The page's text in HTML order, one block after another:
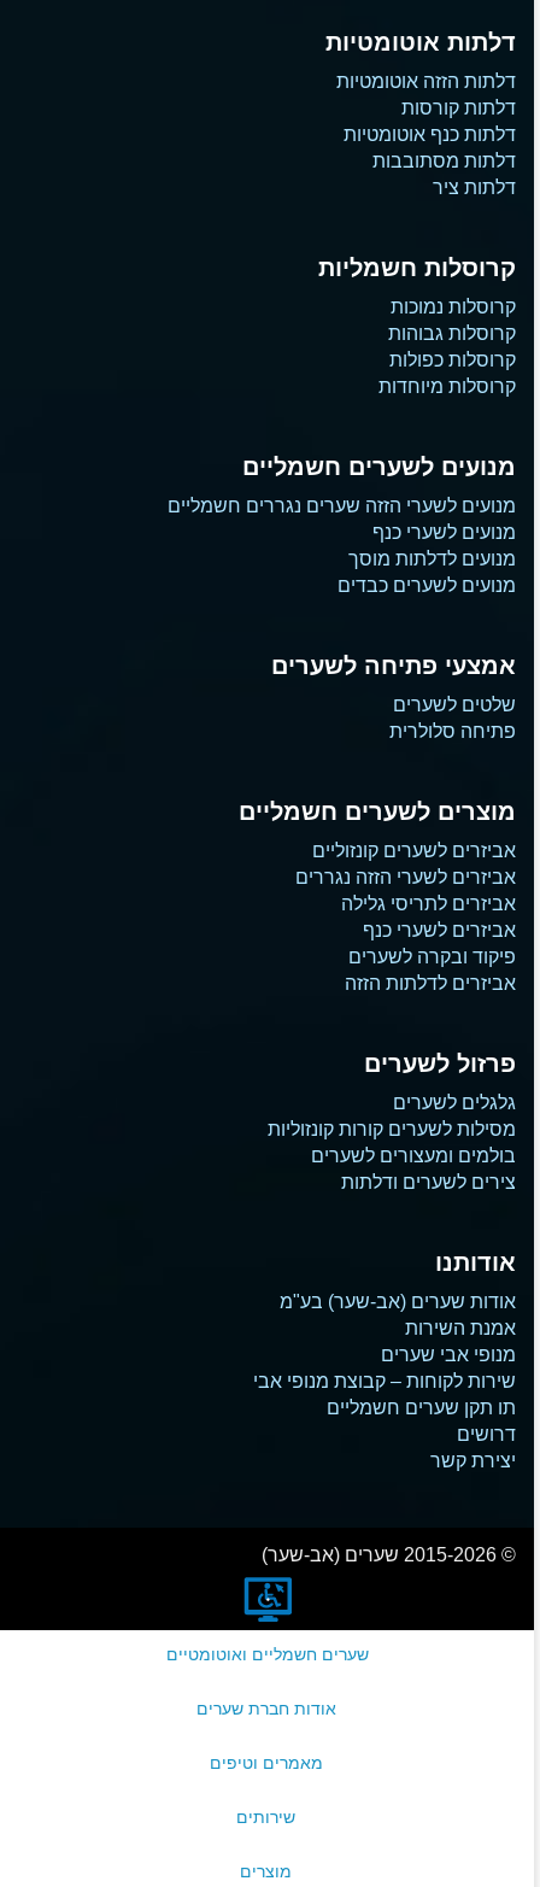
דלתות אוטומטיות
דלתות הזזה אוטומטיות
דלתות קורסות
דלתות כנף אוטומטיות
דלתות מסתובבות
דלתות ציר
קרוסלות חשמליות
קרוסלות נמוכות
קרוסלות גבוהות
קרוסלות כפולות
קרוסלות מיוחדות
מנועים לשערים חשמליים
מנועים לשערי הזזה שערים נגררים חשמליים
מנועים לשערי כנף
מנועים לדלתות מוסך
מנועים לשערים כבדים
אמצעי פתיחה לשערים
שלטים לשערים
פתיחה סלולרית
מוצרים לשערים חשמליים
אביזרים לשערים קונזוליים
אביזרים לשערי הזזה נגררים
אביזרים לתריסי גלילה
אביזרים לשערי כנף
פיקוד ובקרה לשערים
אביזרים לדלתות הזזה
פרזול לשערים
גלגלים לשערים
מסילות לשערים קורות קונזוליות
בולמים ומעצורים לשערים
צירים לשערים ודלתות
אודותנו
אודות שערים (אב-שער) בע"מ
אמנת השירות
מנופי אבי שערים
שירות לקוחות – קבוצת מנופי אבי
תו תקן שערים חשמליים
דרושים
יצירת קשר
© 2015-2026 שערים (אב-שער)
שערים חשמליים ואוטומטיים
אודות חברת שערים
מאמרים וטיפים
שירותים
מוצרים